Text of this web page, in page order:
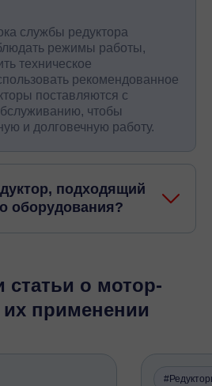
службы редуктора
режимы работы,
техническое
рекомендованное
поставляются с
чтобы
и долговечную работу.
подходящий
оборудования?
статьи о мотор-
их применении